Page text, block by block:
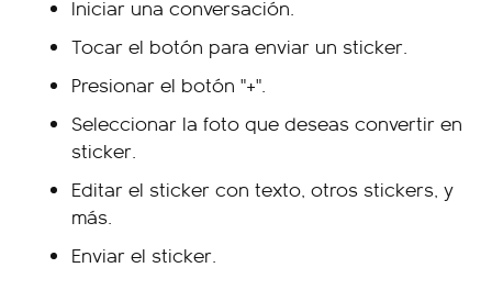
Iniciar una conversación.
Tocar el botón para enviar un sticker.
Presionar el botón "+".
Seleccionar la foto que deseas convertir en
sticker.
Editar el sticker con texto, otros stickers, y
más.
Enviar el sticker.